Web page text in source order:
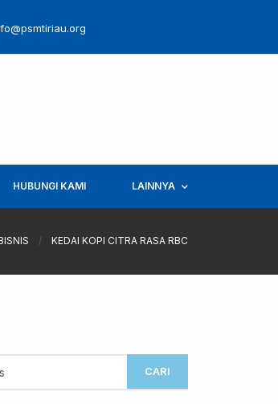
HUBUNGI KAMI LAINNYA
/ KEDAI KOPI CITRA RASA RBC
CARI